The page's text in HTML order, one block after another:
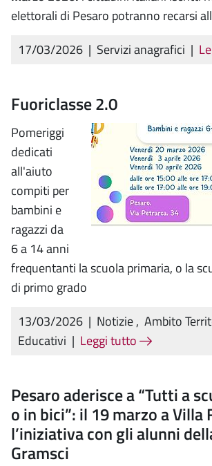
elettorali di Pesaro potranno recarsi
17/03/2026 | Servizi anagrafici |
Fuoriclasse 2.0
Pomeriggi
dedicati
all'aiuto
compiti per
bambini e
ragazzi da
6 a 14 anni
frequentanti la scuola primaria, o la
di primo grado
13/03/2026 | Notizie, Ambito
Educativi | Leggi tutto
Pesaro aderisce a “Tutti a
o in bici”: il 19 marzo a Villa
l’iniziativa con gli alunni
Gramsci